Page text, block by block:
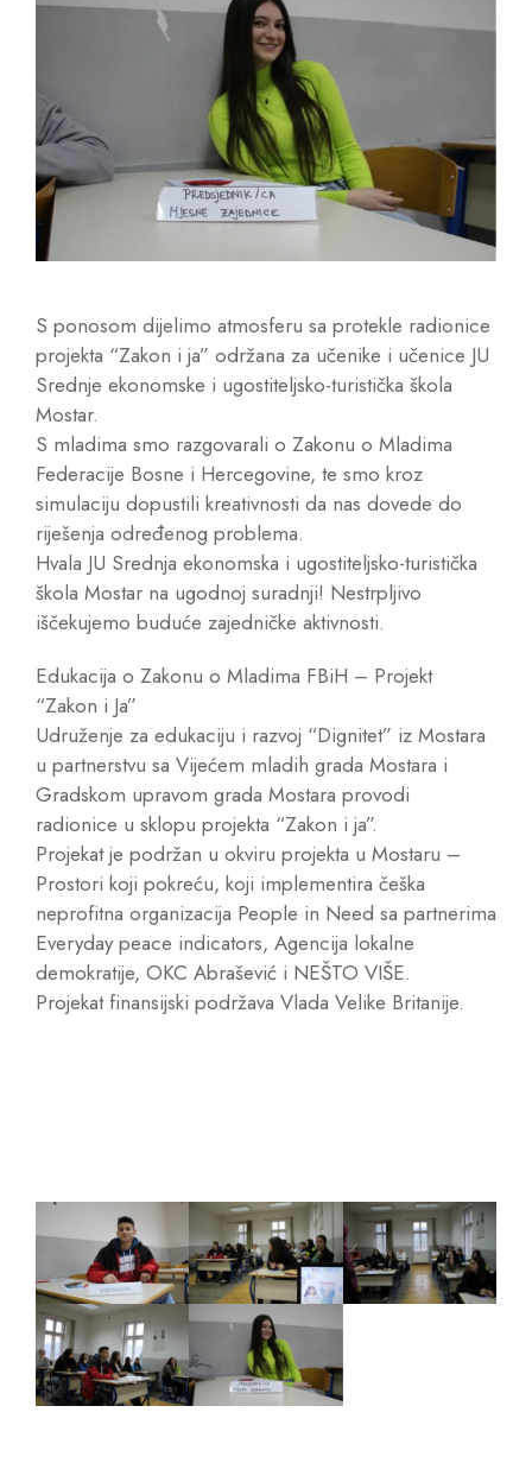
S ponosom dijelimo atmosferu sa protekle radionice
projekta “Zakon i ja” održana za učenike i učenice JU
Srednje ekonomske i ugostiteljsko-turistička škola
Mostar.
S mladima smo razgovarali o Zakonu o Mladima
Federacije Bosne i Hercegovine, te smo kroz
simulaciju dopustili kreativnosti da nas dovede do
riješenja određenog problema.
Hvala JU Srednja ekonomska i ugostiteljsko-turistička
škola Mostar na ugodnoj suradnji! Nestrpljivo
iščekujemo buduće zajedničke aktivnosti.
Edukacija o Zakonu o Mladima FBiH – Projekt
“Zakon i Ja”
Udruženje za edukaciju i razvoj “Dignitet” iz Mostara
u partnerstvu sa Vijećem mladih grada Mostara i
Gradskom upravom grada Mostara provodi
radionice u sklopu projekta “Zakon i ja”.
Projekat je podržan u okviru projekta u Mostaru –
Prostori koji pokreću, koji implementira češka
neprofitna organizacija People in Need sa partnerima
Everyday peace indicators, Agencija lokalne
demokratije, OKC Abrašević i NEŠTO VIŠE.
Projekat finansijski podržava Vlada Velike Britanije.